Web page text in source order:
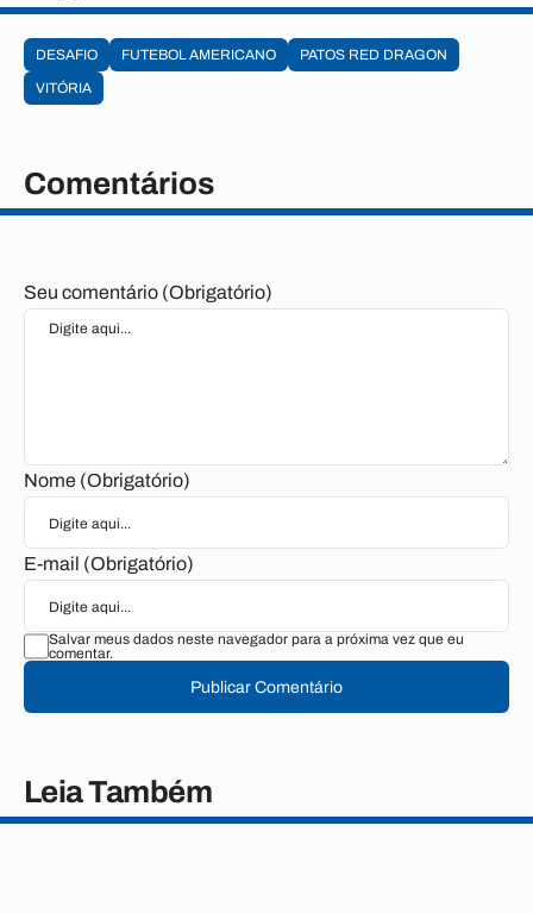
DESAFIO FUTEBOL AMERICANO
PATOS RED DRAGON
VITÓRIA
Comentários
Seu comentário (Obrigatório)
Nome (Obrigatório)
E-mail (Obrigatório)
Salvar meus dados neste navegador para a próxima vez que eu
comentar.
Publicar Comentário
Leia Também